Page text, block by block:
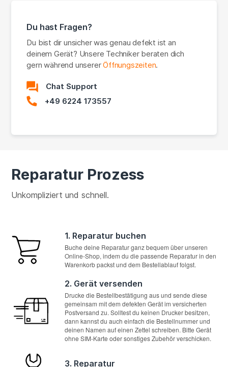
Du hast Fragen?
Du bist dir unsicher was genau defekt ist an
deinem Gerät? Unsere Techniker beraten dich
gern während unsererÖffnungszeiten.
Chat Support
+49 6224 173557
Reparatur Prozess
Unkompliziert und schnell.
1. Reparatur buchen
Buche deine Reparatur ganz bequem über unseren
Online-Shop, indem du die passende Reparatur in den
Warenkorb packst und dem Bestellablauf folgst.
2. Gerät versenden
Drucke die Bestellbestätigung aus und sende diese
gemeinsam mit dem defekten Gerät im versicherten
Postversand zu. Solltest du keinen Drucker besitzen,
dann kannst du auch einfach die Bestellnummer und
deinen Namen auf einen Zettel schreiben. Bitte Gerät
ohne SIM-Karte oder sonstiges Zubehör verschicken.
3. Reparatur